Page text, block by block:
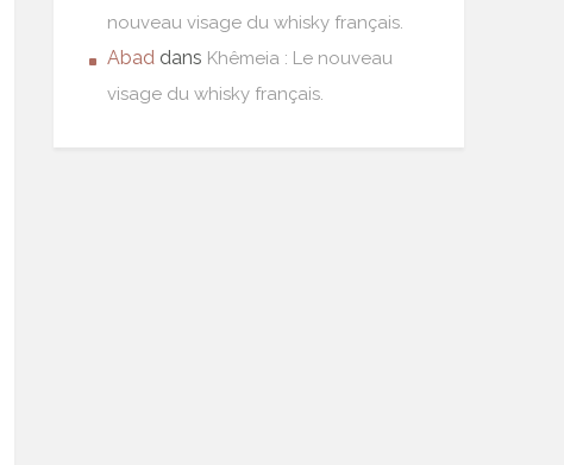
nouveau visage du whisky français.
Abad dans Khêmeia : Le nouveau
visage du whisky français.